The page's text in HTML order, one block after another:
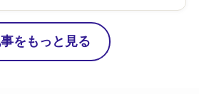
をもっと見る